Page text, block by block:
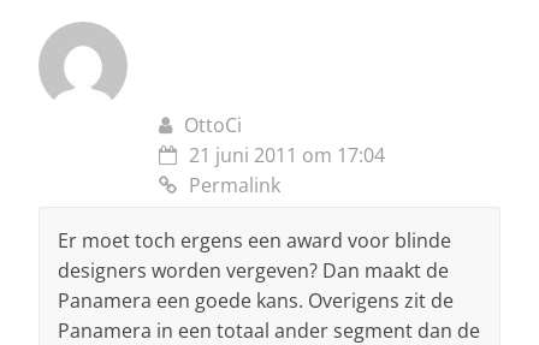
OttoCi
21 juni 2011 om 17:04
Permalink
Er moet toch ergens een award voor blinde
designers worden vergeven? Dan maakt de
Panamera een goede kans. Overigens zit de
Panamera in een totaal ander segment dan de